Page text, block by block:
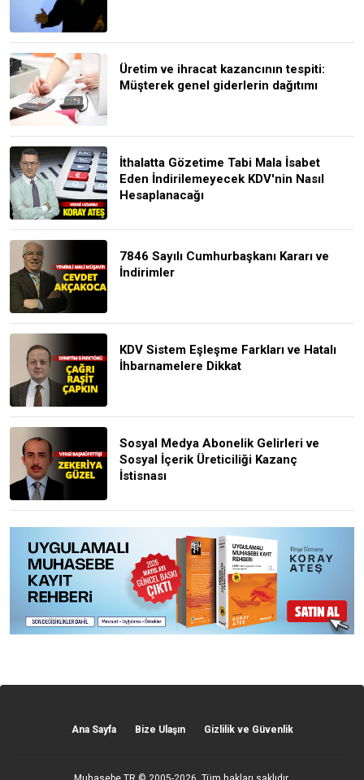
Üretim ve ihracat kazancının tespiti:
Müşterek genel giderlerin dağıtımı
İthalatta Gözetime Tabi Mala İsabet
Eden İndirilemeyecek KDV'nin Nasıl
Hesaplanacağı
7846 Sayılı Cumhurbaşkanı Kararı ve
İndirimler
KDV Sistem Eşleşme Farkları ve Hatalı
İhbarnamelere Dikkat
Sosyal Medya Abonelik Gelirleri ve
Sosyal İçerik Üreticiliği Kazanç
İstisnası
Ana Sayfa Bize Ulaşın Gizlilik ve Güvenlik